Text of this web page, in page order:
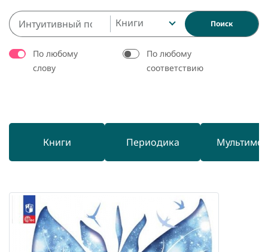
Книги Поиск
По любому
слову
По любому
соответствию
Книги Периодика